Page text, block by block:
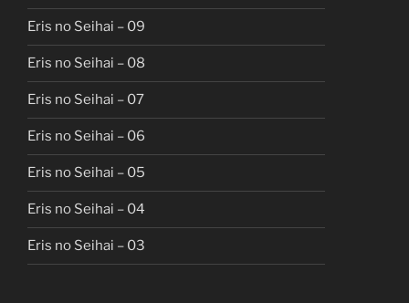
Eris no Seihai – 09
Eris no Seihai – 08
Eris no Seihai – 07
Eris no Seihai – 06
Eris no Seihai – 05
Eris no Seihai – 04
Eris no Seihai – 03